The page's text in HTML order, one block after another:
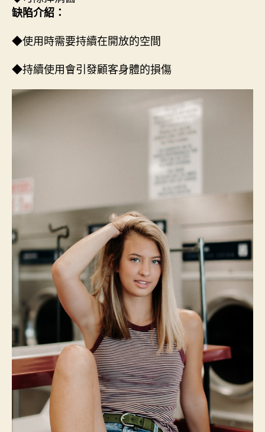
缺陷介紹：
◆使用時需要持續在開放的空間
◆持續使用會引發顧客身體的損傷